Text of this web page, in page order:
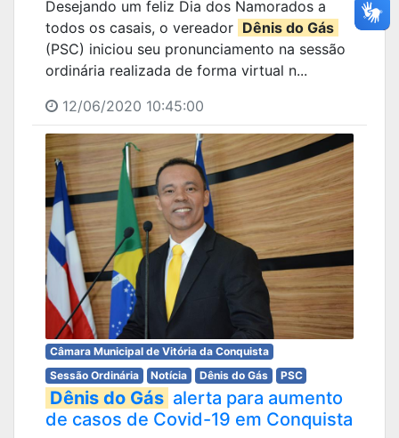
Desejando um feliz Dia dos Namorados a
todos os casais, o vereador Dênis do Gás
(PSC) iniciou seu pronunciamento na sessão
ordinária realizada de forma virtual n...
12/06/2020 10:45:00
Câmara Municipal de Vitória da Conquista
Sessão Ordinária
Notícia Dênis do Gás PSC
Dênis do Gás alerta para aumento
de casos de Covid-19 em Conquista